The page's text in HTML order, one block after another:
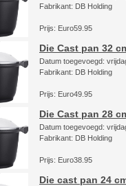
Fabrikant: DB Holding
Prijs: Euro59.95
Die Cast pan 32
Datum toegevoegd:
Fabrikant: DB Holding
Prijs: Euro49.95
Die Cast pan 28
Datum toegevoegd:
Fabrikant: DB Holding
Prijs: Euro38.95
Die cast pan 24